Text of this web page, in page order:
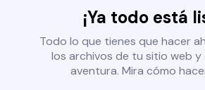
¡Ya todo está
Todo lo que tienes que hacer
los archivos de tu sitio web y
aventura. Mira cómo